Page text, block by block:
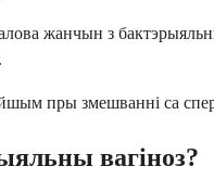
жанчын з
пры змешванні са
вагіноз?